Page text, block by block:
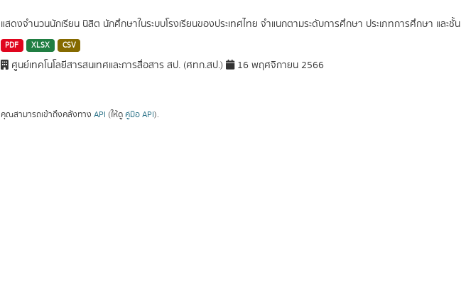
แสดงจำนวนนักเรียน นิสิต นักศึกษาในระบบโรงเรียนของประเทศไทย จำแนกตามระดับการศึกษา ประเภทการศึกษา และชั้น
PDF XLSX CSV
ศูนย์เทคโนโลยีสารสนเทศและการสื่อสาร สป. (ศทก.สป.) 16 พฤศจิกายน 2566
คุณสามารถเข้าถึงคลังทาง API (ให้ดู คู่มือ API).